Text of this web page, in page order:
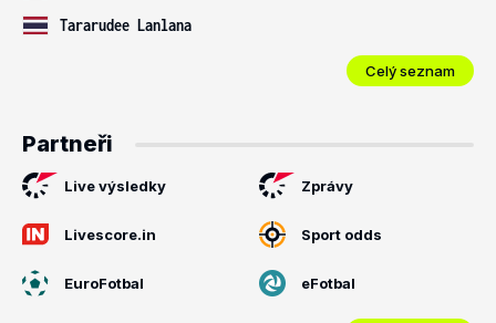
Tararudee Lanlana
Celý seznam
Partneři
Live výsledky Zprávy
Livescore.in Sport odds
EuroFotbal eFotbal